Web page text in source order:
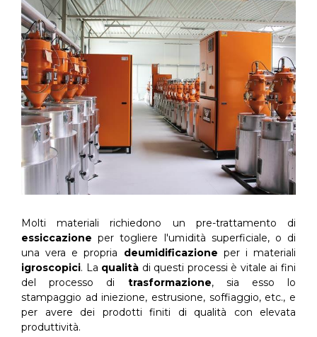
Molti materiali richiedono un pre-trattamento di
essiccazione per togliere l'umidità superficiale, o di
una vera e propria deumidificazione per i materiali
igroscopici. La qualità di questi processi è vitale ai fini
del processo di trasformazione, sia esso lo
stampaggio ad iniezione, estrusione, soffiaggio, etc., e
per avere dei prodotti finiti di qualità con elevata
produttività.